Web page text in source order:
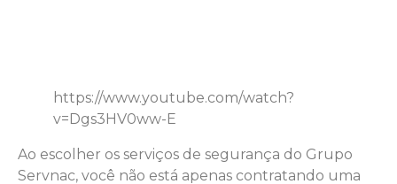
https://www.youtube.com/watch?
v=Dgs3HV0ww-E
Ao escolher os serviços de segurança do Grupo
Servnac, você não está apenas contratando uma